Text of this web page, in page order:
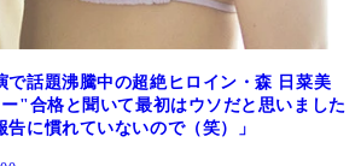
で話題沸騰中の超絶ヒロイン・森 日菜美
ー"合格と聞いて最初はウソだと思いました
に慣れていないので（笑）」